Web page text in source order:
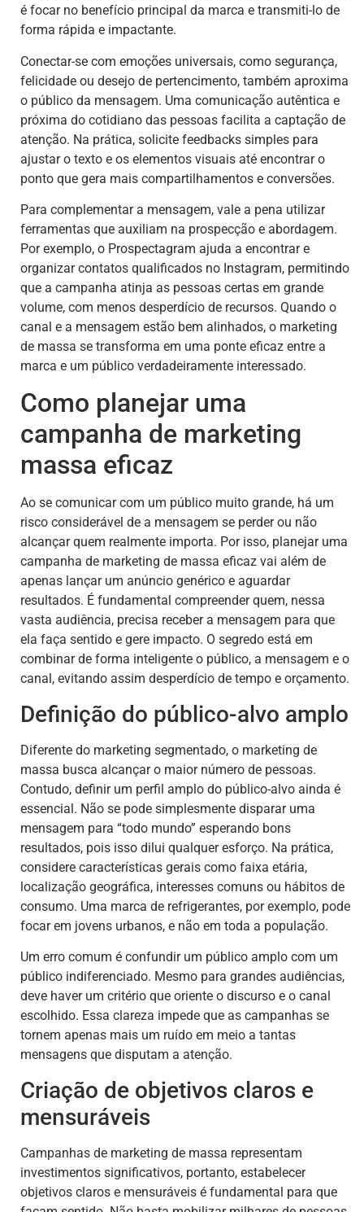
é focar no benefício principal da marca e transmiti-lo de
forma rápida e impactante.
Conectar-se com emoções universais, como segurança,
felicidade ou desejo de pertencimento, também aproxima
o público da mensagem. Uma comunicação autêntica e
próxima do cotidiano das pessoas facilita a captação de
atenção. Na prática, solicite feedbacks simples para
ajustar o texto e os elementos visuais até encontrar o
ponto que gera mais compartilhamentos e conversões.
Para complementar a mensagem, vale a pena utilizar
ferramentas que auxiliam na prospecção e abordagem.
Por exemplo, o Prospectagram ajuda a encontrar e
organizar contatos qualificados no Instagram, permitindo
que a campanha atinja as pessoas certas em grande
volume, com menos desperdício de recursos. Quando o
canal e a mensagem estão bem alinhados, o marketing
de massa se transforma em uma ponte eficaz entre a
marca e um público verdadeiramente interessado.
Como planejar uma
campanha de marketing
massa eficaz
Ao se comunicar com um público muito grande, há um
risco considerável de a mensagem se perder ou não
alcançar quem realmente importa. Por isso, planejar uma
campanha de marketing de massa eficaz vai além de
apenas lançar um anúncio genérico e aguardar
resultados. É fundamental compreender quem, nessa
vasta audiência, precisa receber a mensagem para que
ela faça sentido e gere impacto. O segredo está em
combinar de forma inteligente o público, a mensagem e o
canal, evitando assim desperdício de tempo e orçamento.
Definição do público-alvo amplo
Diferente do marketing segmentado, o marketing de
massa busca alcançar o maior número de pessoas.
Contudo, definir um perfil amplo do público-alvo ainda é
essencial. Não se pode simplesmente disparar uma
mensagem para “todo mundo” esperando bons
resultados, pois isso dilui qualquer esforço. Na prática,
considere características gerais como faixa etária,
localização geográfica, interesses comuns ou hábitos de
consumo. Uma marca de refrigerantes, por exemplo, pode
focar em jovens urbanos, e não em toda a população.
Um erro comum é confundir um público amplo com um
público indiferenciado. Mesmo para grandes audiências,
deve haver um critério que oriente o discurso e o canal
escolhido. Essa clareza impede que as campanhas se
tornem apenas mais um ruído em meio a tantas
mensagens que disputam a atenção.
Criação de objetivos claros e
mensuráveis
Campanhas de marketing de massa representam
investimentos significativos, portanto, estabelecer
objetivos claros e mensuráveis é fundamental para que